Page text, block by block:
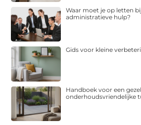
Waar moet je op letten
administratieve hulp?
Gids voor kleine
Handboek voor een
onderhoudsvriendelijke